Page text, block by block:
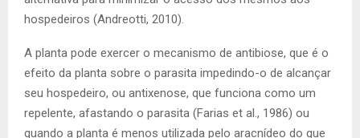
hospedeiros (Andreotti, 2010).
A planta pode exercer o mecanismo de antibiose, que é o
efeito da planta sobre o parasita impedindo-o de alcançar
seu hospedeiro, ou antixenose, que funciona como um
repelente, afastando o parasita (Farias et al., 1986) ou
quando a planta é menos utilizada pelo aracnídeo do que